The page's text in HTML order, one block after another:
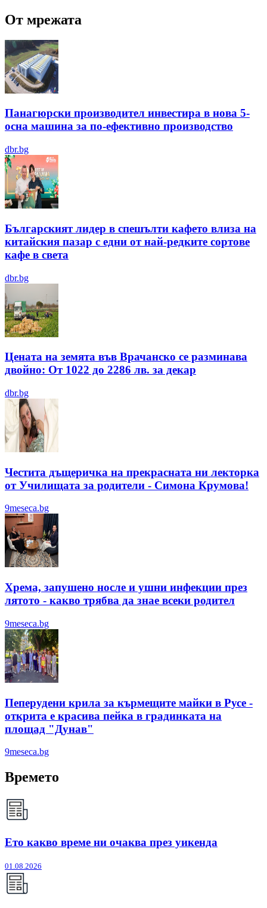
От мрежата
Панагюрски производител инвестира в нова 5-
осна машина за по-ефективно производство
dbr.bg
Българският лидер в спешълти кафето влиза на
китайския пазар с едни от най-редките сортове
кафе в света
dbr.bg
Цената на земята във Врачанско се разминава
двойно: От 1022 до 2286 лв. за декар
dbr.bg
Честита дъщеричка на прекрасната ни лекторка
от Училищата за родители - Симона Крумова!
9meseca.bg
Хрема, запушено носле и ушни инфекции през
лятотo - какво трябва да знае всеки родител
9meseca.bg
Пеперудени крила за кърмещите майки в Русе -
открита е красива пейка в градинката на
площад "Дунав"
9meseca.bg
Времето
Ето какво време ни очаква през уикенда
01.08.2026